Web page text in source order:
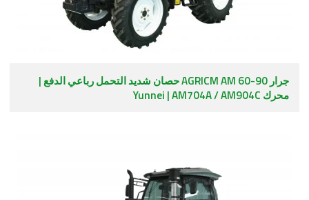
جرار AGRICM AM 60-90 حصان شديد التحمل رباعي الدفع |
محرك Yunnei | AM704A / AM904C